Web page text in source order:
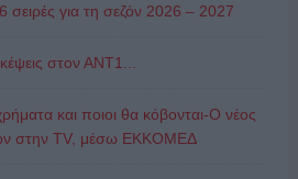
σειρές για τη σεζόν 2026 – 2027
στον ΑΝΤ1...
και ποιοι θα κόβονται-Ο νέος
στην TV, μέσω ΕΚΚΟΜΕΔ